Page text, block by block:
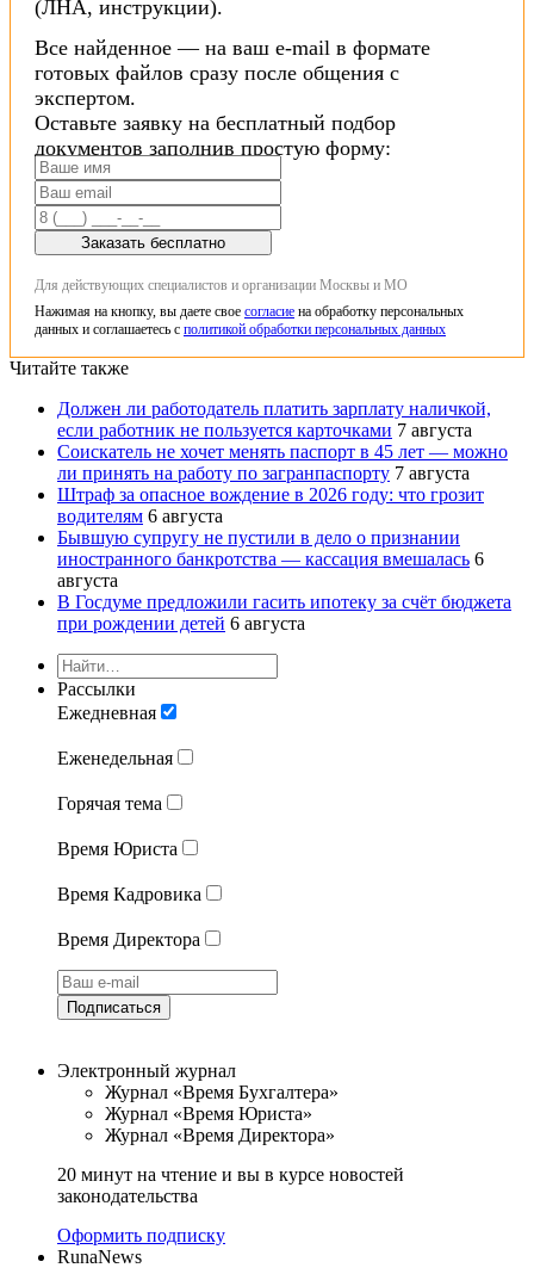
(ЛНА, инструкции).
Все найденное — на ваш e-mail в формате
готовых файлов сразу после общения с
экспертом.
Оставьте заявку на бесплатный подбор
документов заполнив простую форму:
Заказать бесплатно
Для действующих специалистов и организации Москвы и МО
Нажимая на кнопку, вы даете свое согласие на обработку персональных
данных и соглашаетесь с политикой обработки персональных данных
Читайте также
Должен ли работодатель платить зарплату наличкой,
если работник не пользуется карточками 7 августа
Соискатель не хочет менять паспорт в 45 лет — можно
ли принять на работу по загранпаспорту 7 августа
Штраф за опасное вождение в 2026 году: что грозит
водителям 6 августа
Бывшую супругу не пустили в дело о признании
иностранного банкротства — кассация вмешалась 6
августа
В Госдуме предложили гасить ипотеку за счёт бюджета
при рождении детей 6 августа
Рассылки
Ежедневная
Еженедельная
Горячая тема
Время Юриста
Время Кадровика
Время Директора
Подписаться
Электронный журнал
Журнал «Время Бухгалтера»
Журнал «Время Юриста»
Журнал «Время Директора»
20 минут на чтение и вы в курсе новостей
законодательства
Оформить подписку
RunaNews